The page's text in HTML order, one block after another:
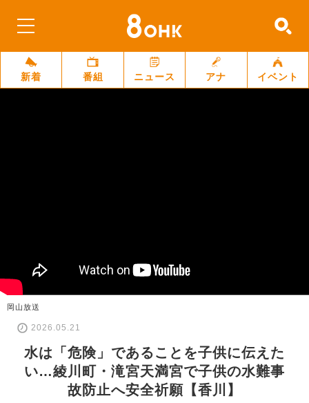
新着 番組 ニュース アナ イベント
岡山放送
2026.05.21
水は「危険」であることを子供に伝えた
い…綾川町・滝宮天満宮で子供の水難事
故防止へ安全祈願【香川】